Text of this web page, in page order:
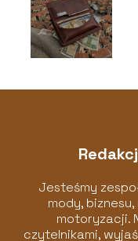
Jesteśmy
mody,
motoryzacji.
czytelnikami,